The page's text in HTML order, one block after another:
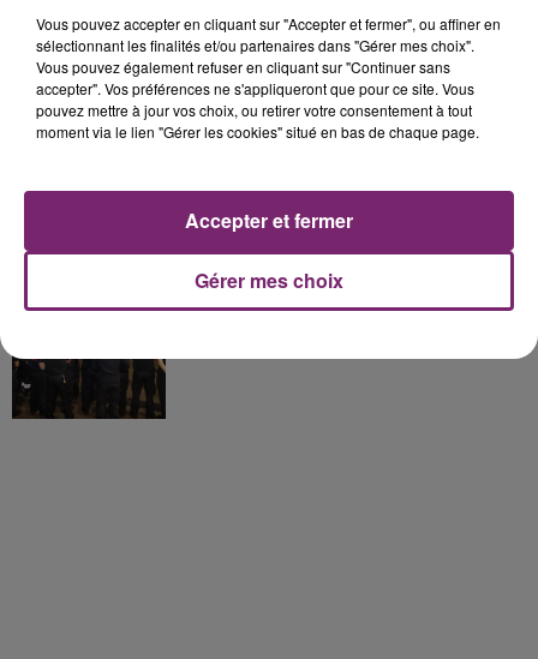
éclipse solaire du 12 Août 2026
158 pompiers de la région sont
partis hier soir pour la Gironde
Vous pouvez accepter en cliquant sur "Accepter et fermer", ou affiner en
sélectionnant les finalités et/ou partenaires dans "Gérer mes choix".
Vous pouvez également refuser en cliquant sur "Continuer sans
accepter". Vos préférences ne s'appliqueront que pour ce site. Vous
pouvez mettre à jour vos choix, ou retirer votre consentement à tout
moment via le lien "Gérer les cookies" situé en bas de chaque page.
Gérer mes choix
Accepter et fermer